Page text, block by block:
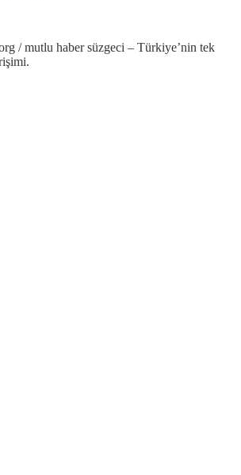
/ mutlu haber süzgeci – Türkiye’nin tek